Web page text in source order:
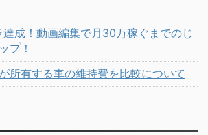
達成！動画編集で月30万稼ぐまでのじ
プ！
所有する車の維持費を比較について